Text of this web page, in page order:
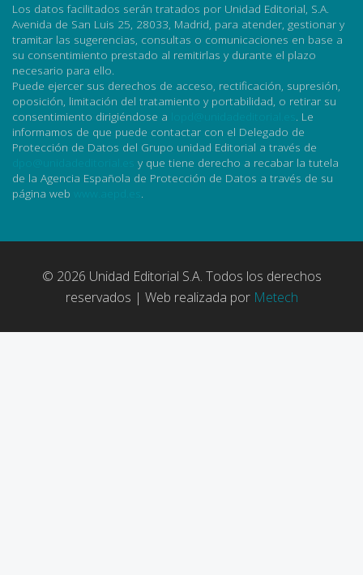
Los datos facilitados serán tratados por Unidad Editorial, S.A.
Avenida de San Luis 25, 28033, Madrid, para atender, gestionar y
tramitar las sugerencias, consultas o comunicaciones en base a
su consentimiento prestado al remitirlas y durante el plazo
necesario para ello.
Puede ejercer sus derechos de acceso, rectificación, supresión,
oposición, limitación del tratamiento y portabilidad, o retirar su
consentimiento dirigiéndose a
. Le
informamos de que puede contactar con el Delegado de
Protección de Datos del Grupo unidad Editorial a través de
y que tiene derecho a recabar la tutela
de la Agencia Española de Protección de Datos a través de su
página web
.
© 2026 Unidad Editorial S.A. Todos los derechos
reservados | Web realizada por Metech